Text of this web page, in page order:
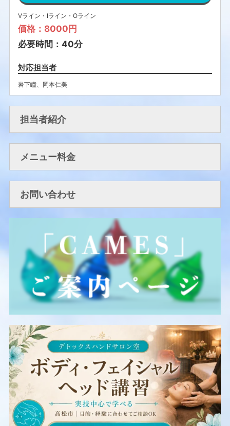
Vライン・Iライン・Oライン
価格：8000円
必要時間：40分
対応担当者
岩下瞳 岡本仁美
担当者紹介
メニュー料金
お問い合わせ